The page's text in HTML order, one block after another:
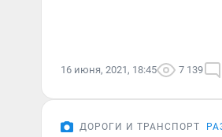
16 июня, 2021, 18:45 7 139
ДОРОГИ И ТРАНСПОРТ